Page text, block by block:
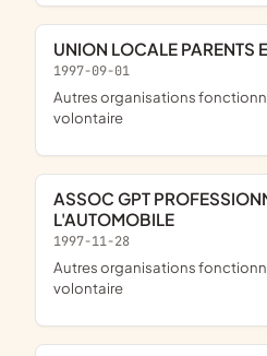
UNION LOCALE PARENTS
1997-09-01
Autres organisations fonctionnant par adhésion
volontaire
ASSOC GPT PROFESSIONNEL DE
L'AUTOMOBILE
1997-11-28
Autres organisations fonctionnant par adhésion
volontaire